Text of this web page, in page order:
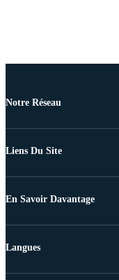
Notre Réseau
Liens Du Site
En Savoir Davantage
Langues